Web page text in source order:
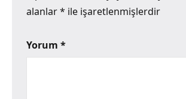
alanlar* ile işaretlenmişlerdir
Yorum *